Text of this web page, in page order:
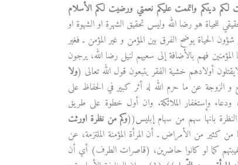
لكم دينكم واتممت عليكم نعمتي ورضيت لكم الأسلام
للحياة هو رضا الله وليس تحقيق الشهرة او الشهوة او
الحياة يوضح الفرق بين المؤمن و غير المؤمن ـ فغير
فهم بالأضافة إلى سعيهم لنيل رضا الله، يرجون
أولادهم خشية الفقر يتبعون قول الله تعالى (ولا
عن ما حرم الله له أثر كبير في الحفاظ على
ودعاء وإستغفار الملائكة. وان أول خطوة على طريق
بانها سهم من سهام إبليس((وكم من نظرة اورثت
من الأمراض ـ أن المرأة المؤمنة الملتزمة، عن
كما لو كانوا حاضرين، (قاصرات الطرف) أي أن